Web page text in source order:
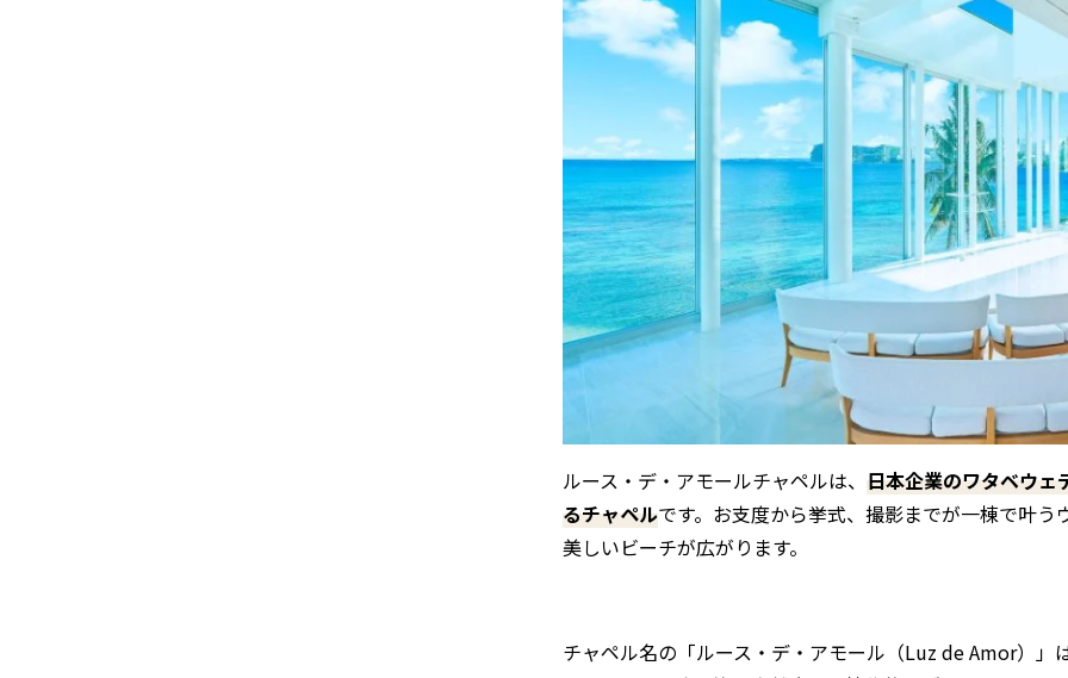
ルース・デ・アモールチャペルは、 日本企業のワタベウェ
るチャペルです。お支度から挙式、撮影までが一棟で叶
美しいビーチが広がります。
チャペル名の「ルース・デ・アモール（Luz de Amor）」